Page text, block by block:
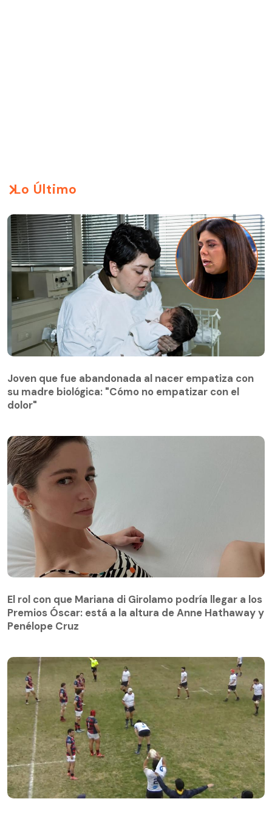
Lo Último
su madre biológica: "Cómo no empatizar con el
dolor"
Joven que fue abandonada al nacer empatiza con
su madre biológica: "Cómo no empatizar con el
dolor"
El rol con que Mariana di Girolamo podría llegar a los
Premios Óscar: está a la altura de Anne Hathaway y
Penélope Cruz